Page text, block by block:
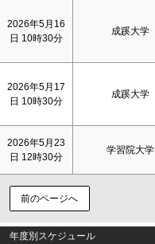
2026年5月16
日 10時30分
成蹊大学
2026年5月17
日 10時30分
成蹊大学
2026年5月23
日 12時30分
学習院大学
前のページへ
年度別スケジュール